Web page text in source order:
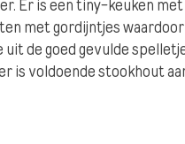
Er is een tiny-keuken
met gordijntjes
uit de goed gevulde
is voldoende stookhout